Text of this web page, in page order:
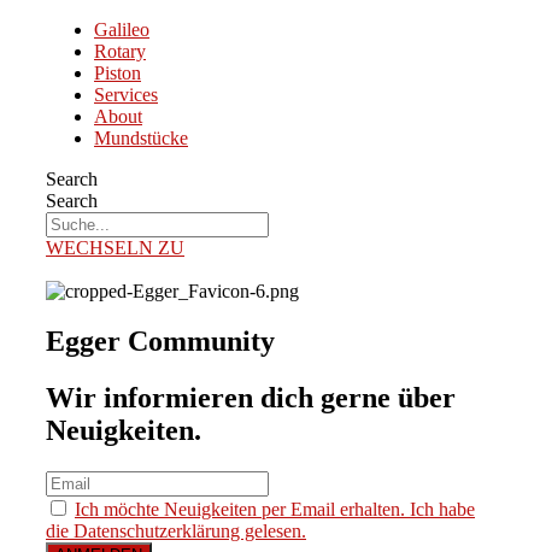
Galileo
Rotary
Piston
Services
About
Mundstücke
Search
Search
WECHSELN ZU
Egger Community
Wir informieren dich gerne über
Neuigkeiten.
Ich möchte Neuigkeiten per Email erhalten. Ich habe
die Datenschutzerklärung gelesen.